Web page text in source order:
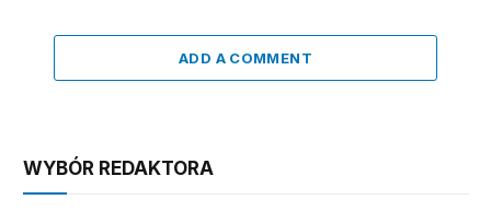
ADD A COMMENT
WYBÓR REDAKTORA